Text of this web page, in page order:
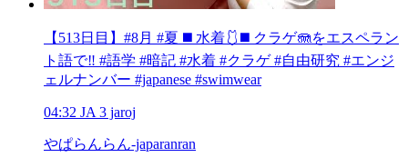
【513日目】#8月 #夏 ◼️ 水着🩱◼️ クラゲ🪼をエスペラン
ト語で‼️ #語学 #暗記 #水着 #クラゲ #自由研究 #エンジ
ェルナンバー #japanese #swimwear
04:32 JA 3 jaroj
やぱらんらん-japaranran